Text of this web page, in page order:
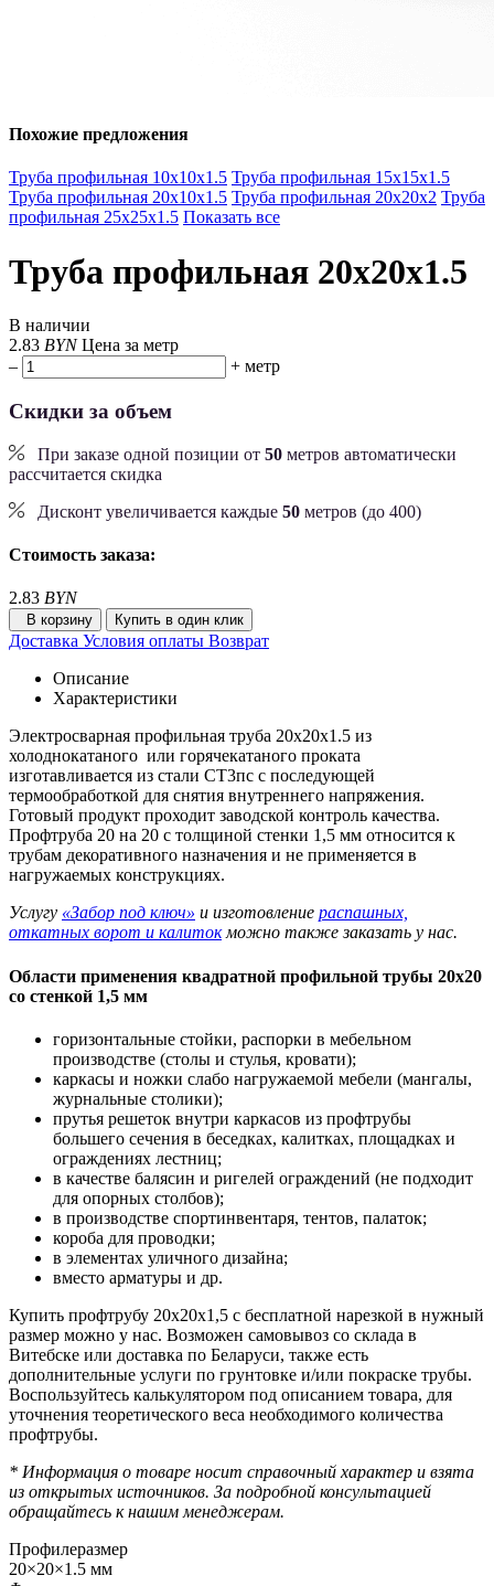
Похожие предложения
Труба профильная 10х10х1.5 Труба профильная 15х15х1.5
Труба профильная 20х10х1.5 Труба профильная 20х20х2 Труба
профильная 25х25х1.5 Показать все
Труба профильная 20х20х1.5
В наличии
2.83 BYN Цена за метр
–
+ метр
Скидки за объем
При заказе одной позиции от 50 метров автоматически
рассчитается скидка
Дисконт увеличивается каждые 50 метров (до 400)
Стоимость заказа:
2.83 BYN
В корзину Купить в один клик
Доставка Условия оплаты Возврат
Описание
Характеристики
Электросварная профильная труба 20х20х1.5 из
холоднокатаного или горячекатаного проката
изготавливается из стали СТ3пс с последующей
термообработкой для снятия внутреннего напряжения.
Готовый продукт проходит заводской контроль качества.
Профтруба 20 на 20 с толщиной стенки 1,5 мм относится к
трубам декоративного назначения и не применяется в
нагружаемых конструкциях.
Услугу «Забор под ключ» и изготовление распашных,
откатных ворот и калитокможно также заказать у нас.
Области применения квадратной профильной трубы 20х20
со стенкой 1,5 мм
горизонтальные стойки, распорки в мебельном
производстве (столы и стулья, кровати);
каркасы и ножки слабо нагружаемой мебели (мангалы,
журнальные столики);
прутья решеток внутри каркасов из профтрубы
большего сечения в беседках, калитках, площадках и
ограждениях лестниц;
в качестве балясин и ригелей ограждений (не подходит
для опорных столбов);
в производстве спортинвентаря, тентов, палаток;
короба для проводки;
в элементах уличного дизайна;
вместо арматуры и др.
Купить профтрубу 20х20х1,5 с бесплатной нарезкой в нужный
размер можно у нас. Возможен самовывоз со склада в
Витебске или доставка по Беларуси, также есть
дополнительные услуги по грунтовке и/или покраске трубы.
Воспользуйтесь калькулятором под описанием товара, для
уточнения теоретического веса необходимого количества
профтрубы.
* Информация о товаре носит справочный характер и взята
из открытых источников. За подробной консультацией
обращайтесь к нашим менеджерам.
Профилеразмер
20×20×1.5 мм